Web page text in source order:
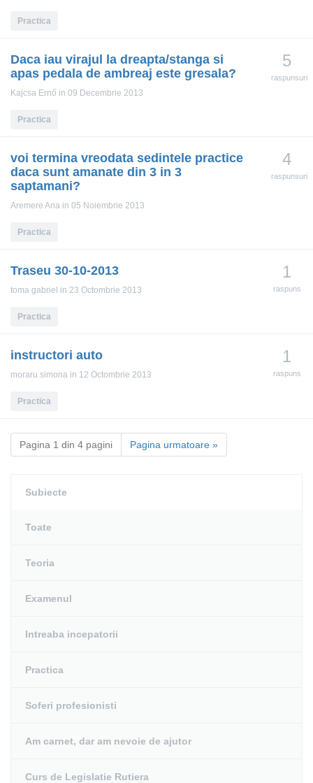
Practica
Daca iau virajul la dreapta/stanga si
apas pedala de ambreaj este gresala?
Kajcsa Ernő in 09 Decembrie 2013
Practica
5
raspunsuri
voi termina vreodata sedintele practice
daca sunt amanate din 3 in 3
saptamani?
Aremere Ana in 05 Noiembrie 2013
Practica
4
raspunsuri
Traseu 30-10-2013
toma gabriel in 23 Octombrie 2013
Practica
1
raspuns
instructori auto
moraru simona in 12 Octombrie 2013
Practica
1
raspuns
Pagina 1 din 4 pagini Pagina urmatoare »
Subiecte
Toate
Teoria
Examenul
Intreaba incepatorii
Practica
Soferi profesionisti
Am carnet, dar am nevoie de ajutor
Curs de Legislatie Rutiera